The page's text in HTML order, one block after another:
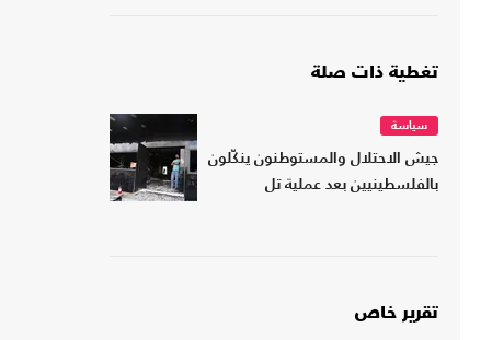
تغطية ذات صلة
سياسة
جيش الاحتلال والمستوطنون ينكّلون
بالفلسطينيين بعد عملية تل
تقرير خاص